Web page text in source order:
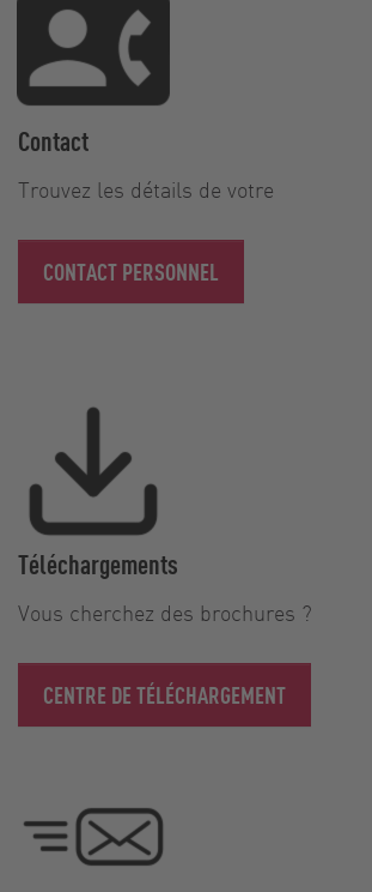
Contact
Trouvez les détails de votre
CONTACT PERSONNEL
Téléchargements
Vous cherchez des brochures ?
CENTRE DE TÉLÉCHARGEMENT